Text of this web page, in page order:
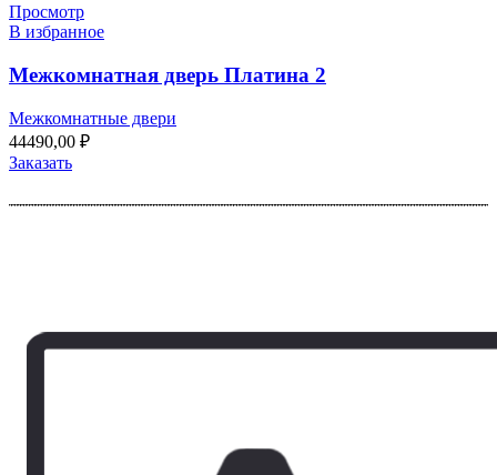
Просмотр
В избранное
Межкомнатная дверь Платина 2
Межкомнатные двери
44490,00 ₽
Заказать